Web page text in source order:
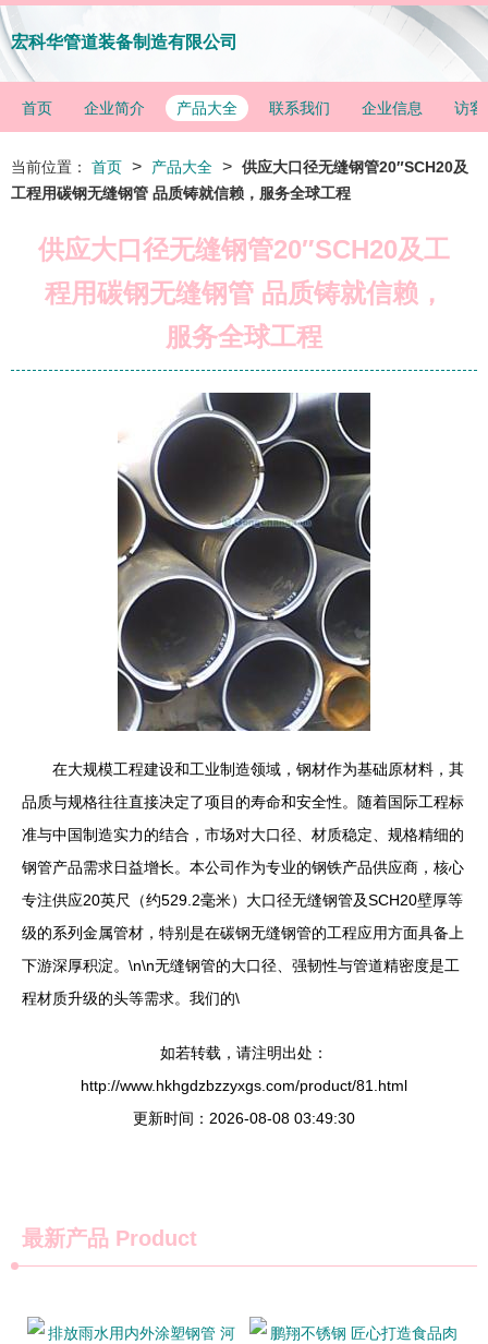
宏科华管道装备制造有限公司
首页 企业简介 产品大全 联系我们 企业信息 访客
当前位置： 首页 > 产品大全 > 供应大口径无缝钢管20″SCH20及
工程用碳钢无缝钢管 品质铸就信赖，服务全球工程
供应大口径无缝钢管20″SCH20及工
程用碳钢无缝钢管 品质铸就信赖，
服务全球工程
在大规模工程建设和工业制造领域，钢材作为基础原材料，其
品质与规格往往直接决定了项目的寿命和安全性。随着国际工程标
准与中国制造实力的结合，市场对大口径、材质稳定、规格精细的
钢管产品需求日益增长。本公司作为专业的钢铁产品供应商，核心
专注供应20英尺（约529.2毫米）大口径无缝钢管及SCH20壁厚等
级的系列金属管材，特别是在碳钢无缝钢管的工程应用方面具备上
下游深厚积淀。\n\n无缝钢管的大口径、强韧性与管道精密度是工
程材质升级的头等需求。我们的\
如若转载，请注明出处：
http://www.hkhgdzbzzyxgs.com/product/81.html
更新时间：2026-08-08 03:49:30
最新产品 Product